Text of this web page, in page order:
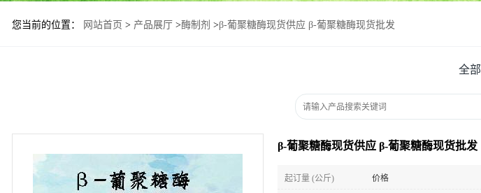
您当前的位置： 网站首页 > 产品展厅 >酶制剂 >β-葡聚糖酶现货供应 β-葡聚糖酶现货批发
全部
β-葡聚糖酶现货供应 β-葡聚糖酶现货批发
起订量 (公斤) 价格